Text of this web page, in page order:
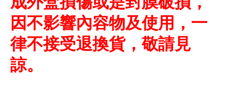
因不影響內容物及使用，一
律不接受退換貨，敬請見
諒。